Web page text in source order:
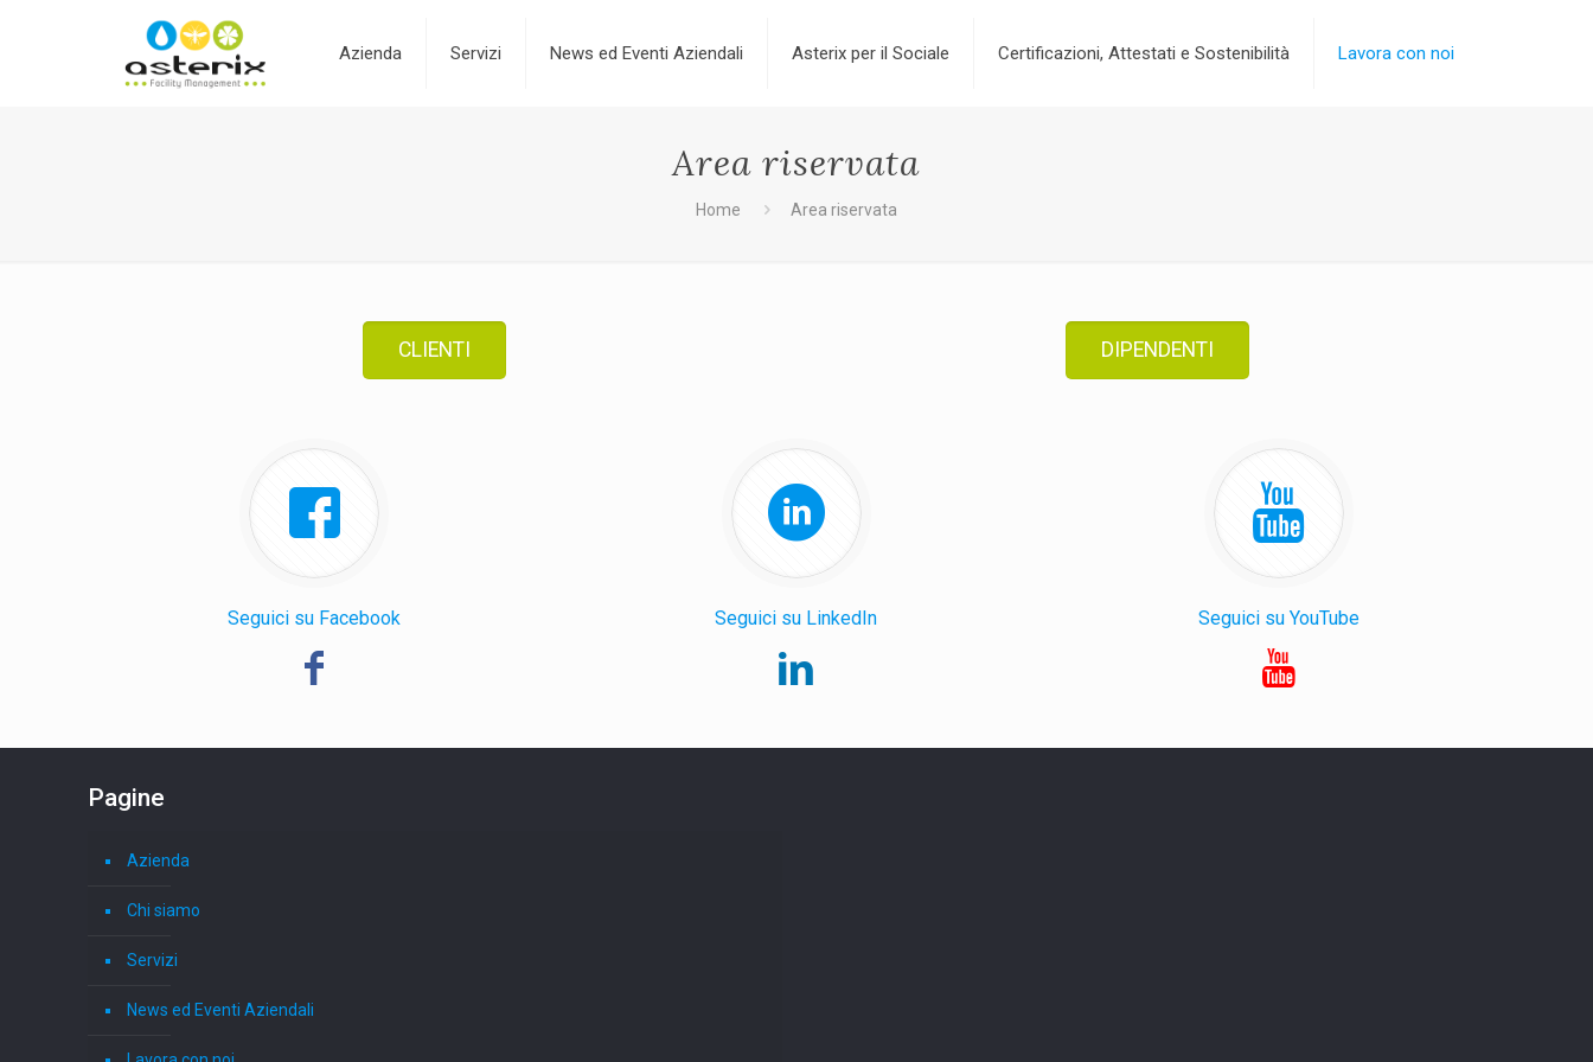
Azienda Servizi News ed Eventi Aziendali Asterix per il Sociale Certificazioni, Attestati e Sostenibilità Lavora con noi
Area riservata
Home Area riservata
CLIENTI DIPENDENTI
Seguici su Facebook Seguici su LinkedIn Seguici su YouTube
Pagine
Azienda
Chi siamo
Servizi
News ed Eventi Aziendali